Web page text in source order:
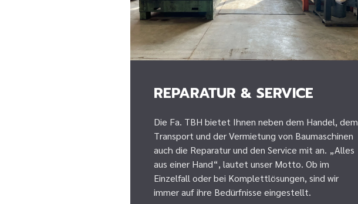
REPARATUR & SERVICE
Die Fa. TBH bietet Ihnen neben dem Handel, dem
Transport und der Vermietung von Baumaschinen
auch die Reparatur und den Service mit an. „Alles
aus einer Hand“, lautet unser Motto. Ob im
Einzelfall oder bei Komplettlösungen, sind wir
immer auf ihre Bedürfnisse eingestellt.